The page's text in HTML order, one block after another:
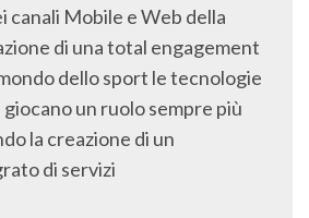
canali Mobile e Web della
di una total engagement
dello sport le tecnologie
un ruolo sempre più
la creazione di un
di servizi